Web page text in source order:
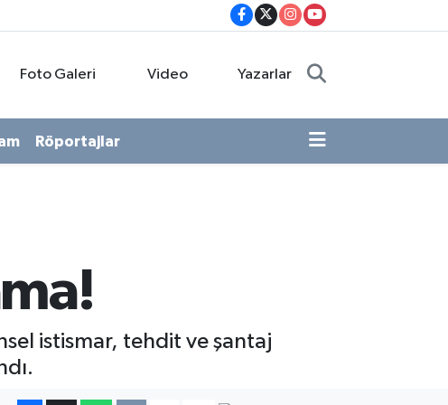
Foto Galeri Video Yazarlar
Röportajlar
istismar, tehdit ve şantaj